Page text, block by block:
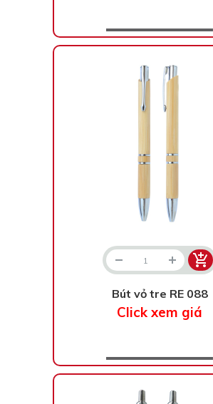
Bút vỏ tre RE 088
Click xem giá